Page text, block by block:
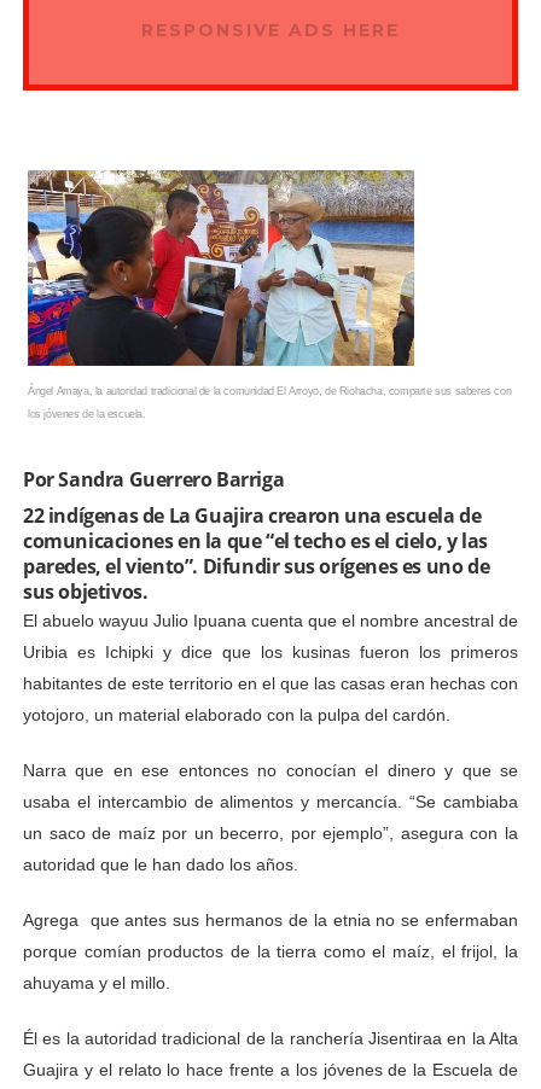
RESPONSIVE ADS HERE
Ángel Amaya, la autoridad tradicional de la comunidad El Arroyo, de Riohacha, comparte sus saberes con
los jóvenes de la escuela.
Por Sandra Guerrero Barriga
22 indígenas de La Guajira crearon una escuela de
comunicaciones en la que “el techo es el cielo, y las
paredes, el viento”. Difundir sus orígenes es uno de
sus objetivos.
El abuelo wayuu Julio Ipuana cuenta que el nombre ancestral de
Uribia es Ichipki y dice que los kusinas fueron los primeros
habitantes de este territorio en el que las casas eran hechas con
yotojoro, un material elaborado con la pulpa del cardón.
Narra que en ese entonces no conocían el dinero y que se
usaba el intercambio de alimentos y mercancía. “Se cambiaba
un saco de maíz por un becerro, por ejemplo”, asegura con la
autoridad que le han dado los años.
Agrega que antes sus hermanos de la etnia no se enfermaban
porque comían productos de la tierra como el maíz, el frijol, la
ahuyama y el millo.
Él es la autoridad tradicional de la ranchería Jisentiraa en la Alta
Guajira y el relato lo hace frente a los jóvenes de la Escuela de